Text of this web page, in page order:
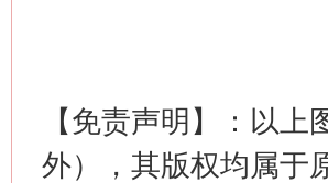
【免责声明】：以
外），其版权均属于
“刷贴”乱象丛生